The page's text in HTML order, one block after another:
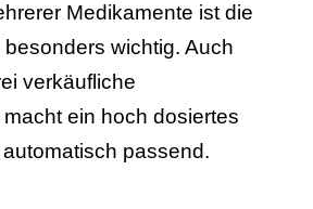
Medikamente ist die
wichtig. Auch
verkäufliche
ein hoch dosiertes
passend.